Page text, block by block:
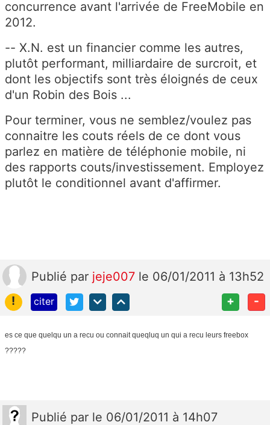
concurrence avant l'arrivée de FreeMobile en
2012.
-- X.N. est un financier comme les autres,
plutôt performant, milliardaire de surcroit, et
dont les objectifs sont très éloignés de ceux
d'un Robin des Bois ...
Pour terminer, vous ne semblez/voulez pas
connaitre les couts réels de ce dont vous
parlez en matière de téléphonie mobile, ni
des rapports couts/investissement. Employez
plutôt le conditionnel avant d'affirmer.
Publié par jeje007 le 06/01/2011 à 13h52
!
citer + -
es ce que quelqu un a recu ou connait queqluq un qui a recu leurs freebox
?????
Publié par le 06/01/2011 à 14h07